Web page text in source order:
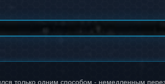
только одним способом - немедленным